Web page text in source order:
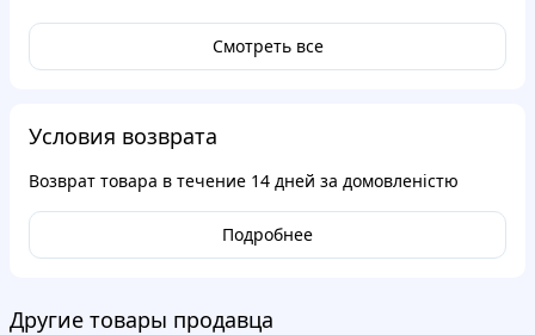
Смотреть все
Условия возврата
Возврат товара в течение 14 дней за домовленістю
Подробнее
Другие товары продавца